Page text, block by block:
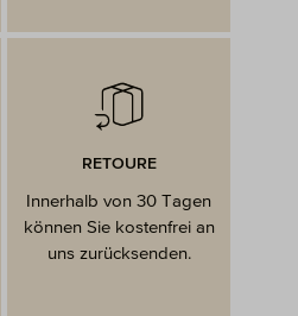
RETOURE
Innerhalb von 30 Tagen
können Sie kostenfrei an
uns zurücksenden.